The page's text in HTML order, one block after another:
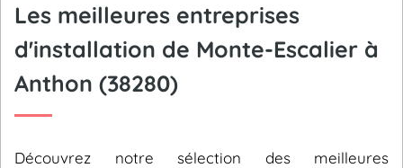
Les meilleures entreprises
d'installation de Monte-Escalier à
Anthon (38280)
Découvrez notre sélection des meilleures